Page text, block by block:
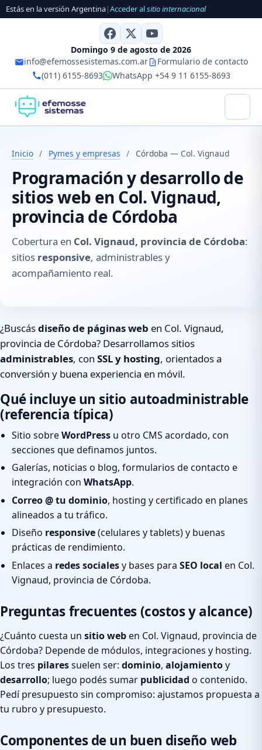
Estás en la versión Argentina|Acceder alsitio internacional
Domingo 9 de agosto de 2026
info@efemossesistemas.com.ar
Formulario de contacto
(011) 6155-8693
WhatsApp +54 9 11 6155-8693
Inicio / Pymes y empresas / Córdoba — Col. Vignaud
Programación y desarrollo de
sitios web en Col. Vignaud,
provincia de Córdoba
Cobertura en Col. Vignaud, provincia de Córdoba:
sitios responsive, administrables y
acompañamiento real.
¿Buscásdiseño de páginas web en Col. Vignaud,
provincia de Córdoba? Desarrollamos sitios
administrables, con SSL y hosting, orientados a
conversión y buena experiencia en móvil.
Qué incluye un sitio autoadministrable
(referencia típica)
Sitio sobreWordPress u otro CMS acordado, con
secciones que definamos juntos.
Galerías, noticias o blog, formularios de contacto e
integración con WhatsApp.
Correo @ tu dominio, hosting y certificado en planes
alineados a tu tráfico.
Diseño responsive(celulares y tablets) y buenas
prácticas de rendimiento.
Enlaces a redes socialesy bases para SEO local en Col.
Vignaud, provincia de Córdoba.
Preguntas frecuentes (costos y alcance)
¿Cuánto cuesta un sitio weben Col. Vignaud, provincia de
Córdoba? Depende de módulos, integraciones y hosting.
Los tres pilaressuelen ser: dominio, alojamientoy
desarrollo; luego podés sumar publicidad o contenido.
Pedí presupuesto sin compromiso: ajustamos propuesta a
tu rubro y presupuesto.
Componentes de un buen diseño web